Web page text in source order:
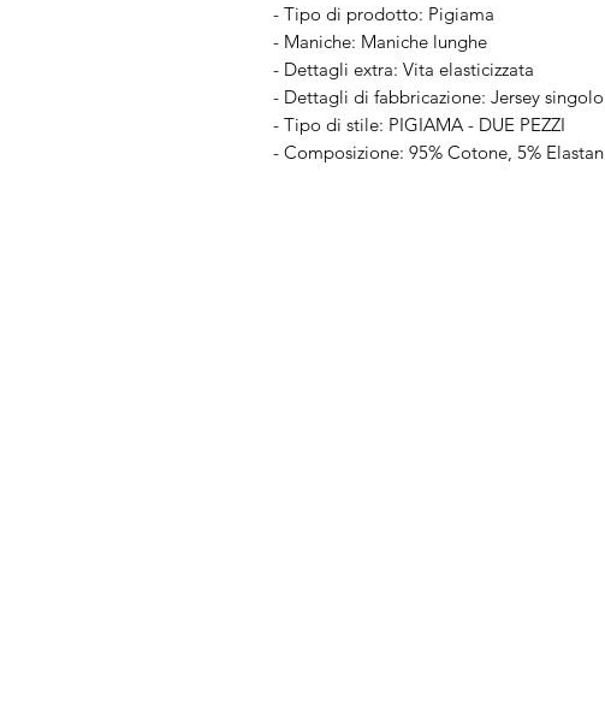
- Tipo di prodotto: Pigiama
- Maniche: Maniche lunghe
- Dettagli extra: Vita elasticizzata
- Dettagli di fabbricazione: Jersey singolo
- Tipo di stile: PIGIAMA - DUE PEZZI
- Composizione: 95% Cotone, 5% Elastan